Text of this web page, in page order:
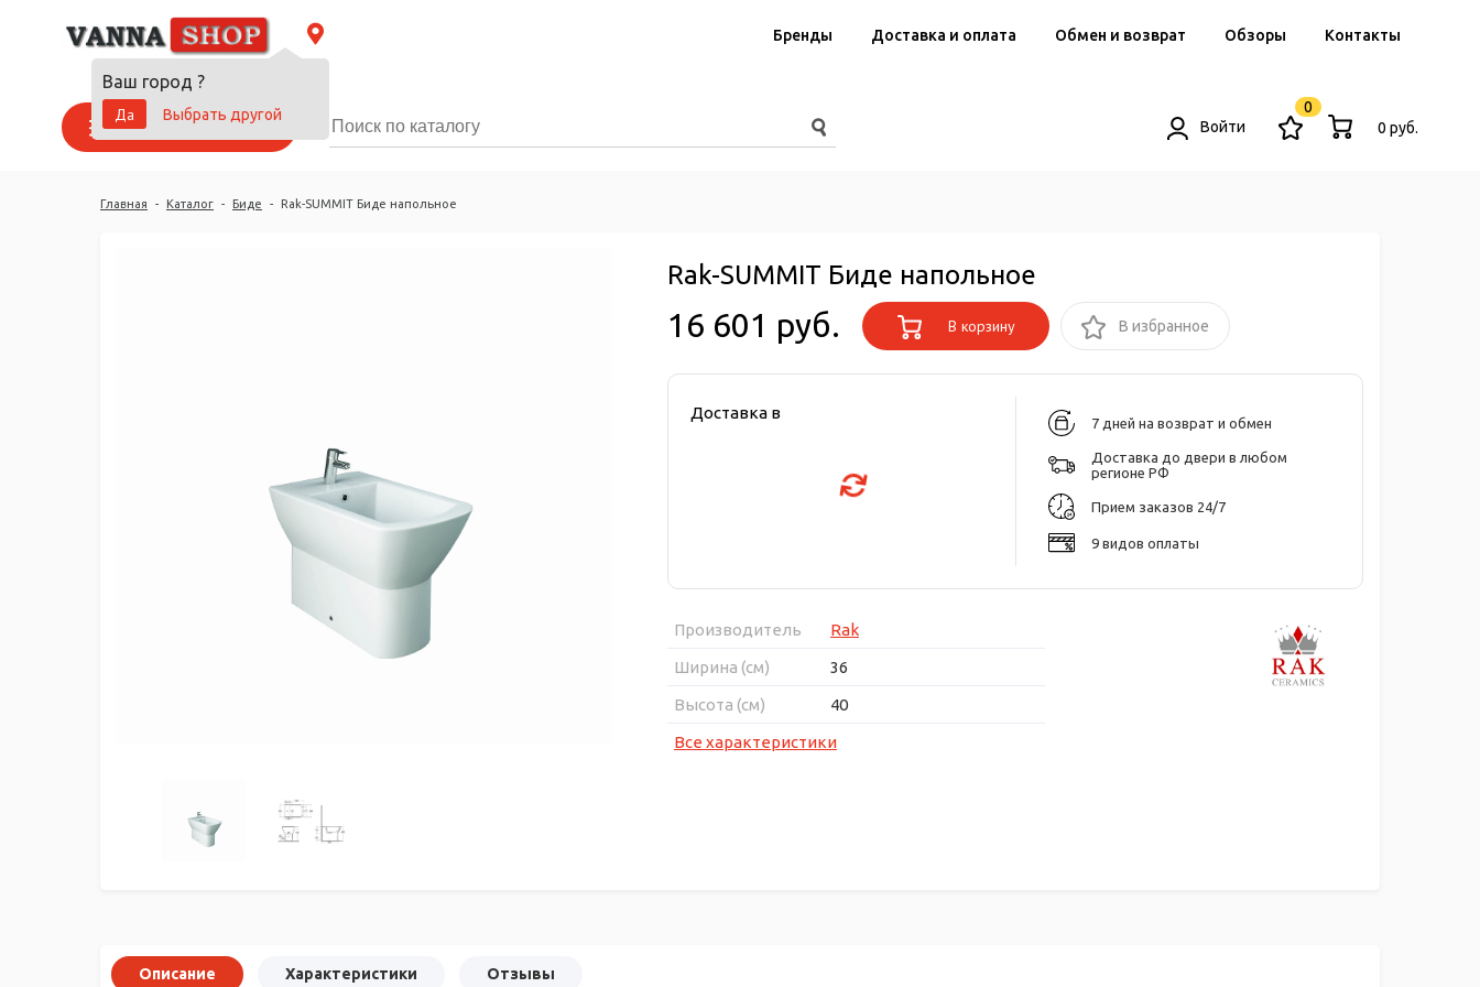
Ваш город ?
Да
Выбрать другой
Бренды Доставка и оплата Обмен и возврат Обзоры Контакты
Каталог товаров Войти
0
0 руб.
Главная - Каталог - Биде - Rak-SUMMIT Биде напольное
Rak-SUMMIT Биде напольное
16 601 руб. В корзину В избранное
Доставка в
7 дней на возврат и обмен
Доставка до двери в любом
регионе РФ
Прием заказов 24/7
9 видов оплаты
Производитель
Rak
Ширина (см)
36
Высота (см)
40
Все характеристики
Описание Характеристики Отзывы